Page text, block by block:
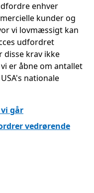
enhver
kunder og
vi lovmæssigt kan
udfordret
disse krav ikke
er åbne om antallet
nationale
går
vedrørende